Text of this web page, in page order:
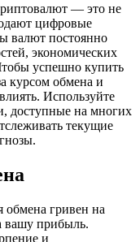
— это не
цифровые
валют постоянно
экономических
успешно купить
курсом обмена и
Используйте
доступные на многих
текущие
обмена гривен на
вашу прибыль.
и